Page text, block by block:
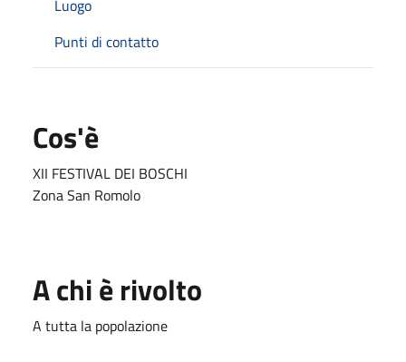
Luogo
Punti di contatto
Cos'è
XII FESTIVAL DEI BOSCHI
Zona San Romolo
A chi è rivolto
A tutta la popolazione